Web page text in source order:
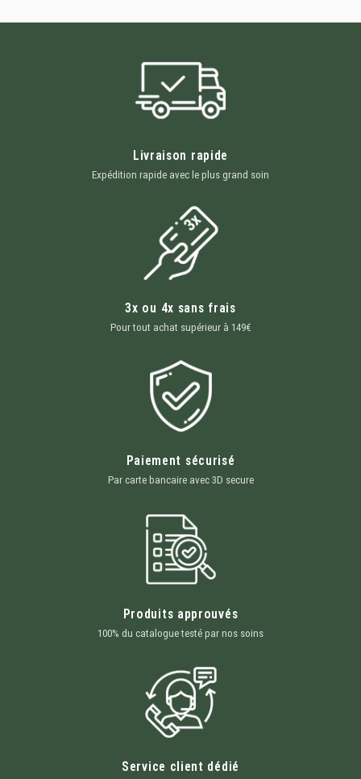
Livraison rapide
Expédition rapide avec le plus grand soin
3x ou 4x sans frais
Pour tout achat supérieur à 149€
Paiement sécurisé
Par carte bancaire avec 3D secure
Produits approuvés
100% du catalogue testé par nos soins
Service client dédié